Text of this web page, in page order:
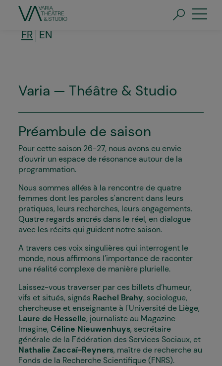
contenu
FR EN
Varia — Théâtre & Studio
Préambule de saison
Pour cette saison 26-27, nous avons eu envie
d’ouvrir un espace de résonance autour de la
programmation.
Nous sommes allé·es à la rencontre de quatre
femmes dont les paroles s'ancrent dans leurs
pratiques, leurs recherches, leurs engagements.
Quatre regards ancrés dans le réel, en dialogue
avec les récits qui guident notre saison.
A travers ces voix singulières qui interrogent le
monde, nous affirmons l’importance de raconter
une réalité complexe de manière plurielle.
Laissez-vous traverser par ces billets d’humeur,
vifs et situés, signés Rachel Brahy, sociologue,
chercheuse et enseignante à l'Université de Liège,
Laure de Hesselle, journaliste au Magazine
Imagine, Céline Nieuwenhuys, secrétaire
générale de la Fédération des Services Sociaux, et
Nathalie Zaccaï-Reyners, maître de recherche au
Fonds de la Recherche Scientifique (FNRS).